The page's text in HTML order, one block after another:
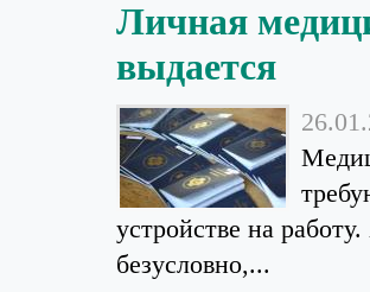
Личная
выдается
устройстве на
безусловно,...